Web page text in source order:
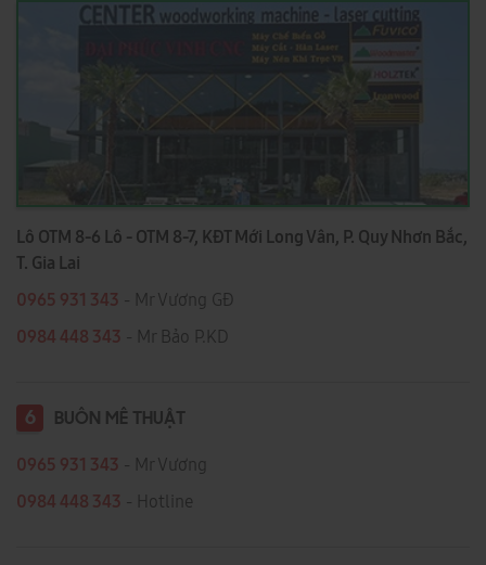
Lô OTM 8-6 Lô - OTM 8-7, KĐT Mới Long Vân, P. Quy Nhơn Bắc,
T. Gia Lai
0965 931 343 - Mr Vương GĐ
0984 448 343 - Mr Bảo P.KD
6 BUÔN MÊ THUẬT
0965 931 343 - Mr Vương
0984 448 343 - Hotline